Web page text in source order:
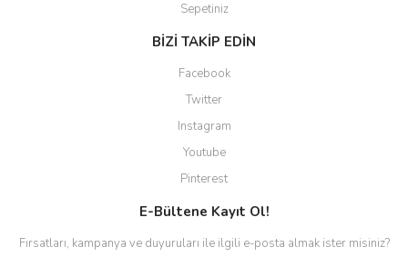
Sepetiniz
BİZİ TAKİP EDİN
Facebook
Twitter
Instagram
Youtube
Pinterest
E-Bültene Kayıt Ol!
Fırsatları, kampanya ve duyuruları ile ilgili e-posta almak ister misiniz?